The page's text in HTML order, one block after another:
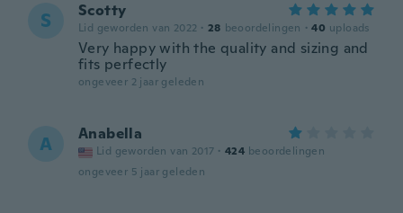
S Scotty
Lid geworden van 2022 · 28 beoordelingen · 40 uploads
Very happy with the quality and sizing and
fits perfectly
ongeveer 2 jaar geleden
A Anabella
Lid geworden van 2017 · 424 beoordelingen
ongeveer 5 jaar geleden